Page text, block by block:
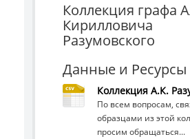
Коллекция графа
Кирилловича
Разумовского
Данные и Ресурсы
Коллекция А.К.
По всем вопросам,
образцами из этой
просим обращаться...